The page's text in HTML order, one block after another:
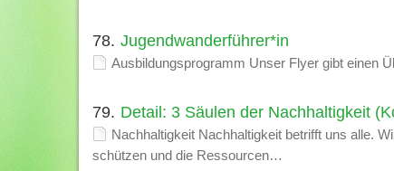
78. Jugendwanderführer*in
Ausbildungsprogramm Unser Flyer gibt einen
79. Detail: 3 Säulen der Nachhaltigkeit
Nachhaltigkeit Nachhaltigkeit betrifft uns alle.
schützen und die Ressourcen…